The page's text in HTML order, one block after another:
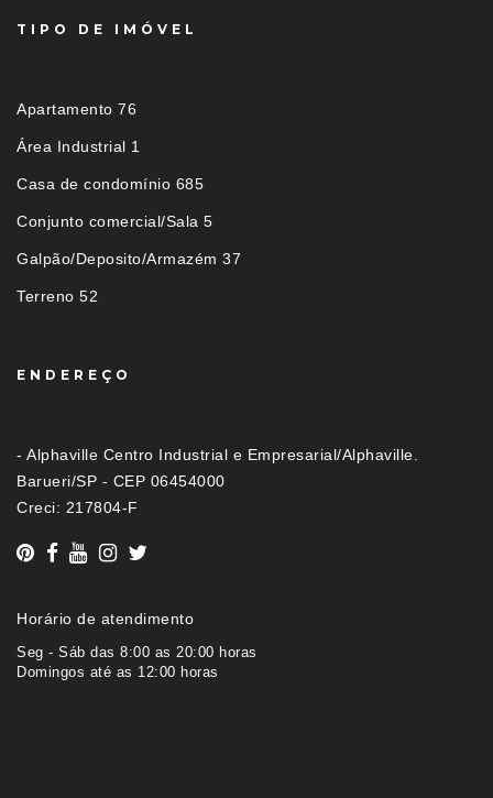
TIPO DE IMÓVEL
Apartamento 76
Área Industrial 1
Casa de condomínio 685
Conjunto comercial/Sala 5
Galpão/Deposito/Armazém 37
Terreno 52
ENDEREÇO
- Alphaville Centro Industrial e Empresarial/Alphaville.
Barueri/SP - CEP 06454000
Creci: 217804-F
Horário de atendimento
Seg - Sáb das 8:00 as 20:00 horas
Domingos até as 12:00 horas